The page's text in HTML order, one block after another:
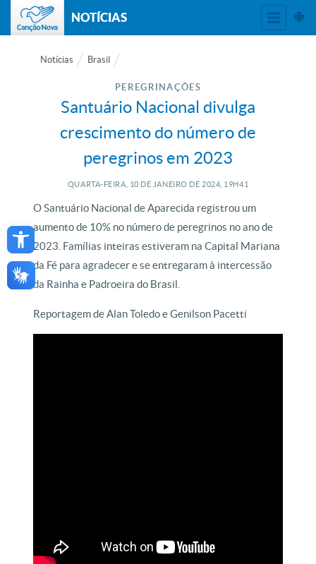
Open toolbar
NOTÍCIAS
Notícias Brasil
PEREGRINAÇÕES
Santuário Nacional divulga
crescimento do número de
peregrinos em 2023
QUARTA-FEIRA, 10 DE JANEIRO DE 2024, 19H41
O Santuário Nacional de Aparecida registrou um
aumento de 10% no número de peregrinos no ano de
2023. Famílias inteiras estiveram na Capital Mariana
da Fé para agradecer e se entregaram à intercessão
da Rainha e Padroeira do Brasil.
Reportagem de Alan Toledo e Genilson Pacetti